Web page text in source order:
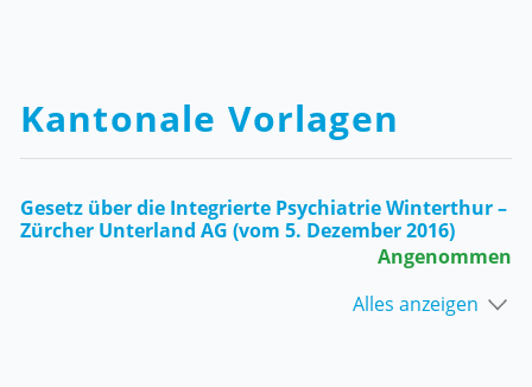
Kantonale Vorlagen
Gesetz über die Integrierte Psychiatrie Winterthur –
Zürcher Unterland AG (vom 5. Dezember 2016)
Angenommen
Alles anzeigen